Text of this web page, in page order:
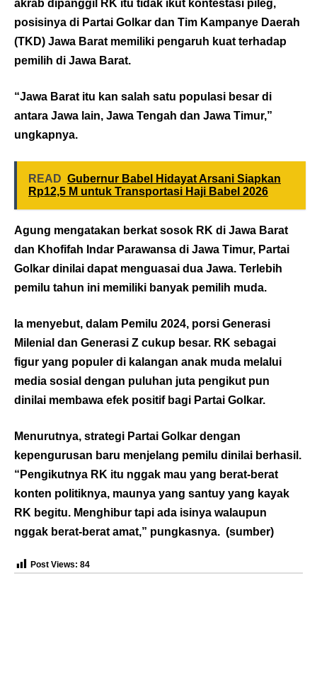
akrab dipanggil RK itu tidak ikut kontestasi pileg,
posisinya di Partai Golkar dan Tim Kampanye Daerah
(TKD) Jawa Barat memiliki pengaruh kuat terhadap
pemilih di Jawa Barat.
“Jawa Barat itu kan salah satu populasi besar di
antara Jawa lain, Jawa Tengah dan Jawa Timur,”
ungkapnya.
READ Gubernur Babel Hidayat Arsani Siapkan
Rp12,5 M untuk Transportasi Haji Babel 2026
Agung mengatakan berkat sosok RK di Jawa Barat
dan Khofifah Indar Parawansa di Jawa Timur, Partai
Golkar dinilai dapat menguasai dua Jawa. Terlebih
pemilu tahun ini memiliki banyak pemilih muda.
Ia menyebut, dalam Pemilu 2024, porsi Generasi
Milenial dan Generasi Z cukup besar. RK sebagai
figur yang populer di kalangan anak muda melalui
media sosial dengan puluhan juta pengikut pun
dinilai membawa efek positif bagi Partai Golkar.
Menurutnya, strategi Partai Golkar dengan
kepengurusan baru menjelang pemilu dinilai berhasil.
“Pengikutnya RK itu nggak mau yang berat-berat
konten politiknya, maunya yang santuy yang kayak
RK begitu. Menghibur tapi ada isinya walaupun
nggak berat-berat amat,” pungkasnya. (sumber)
Post Views: 84